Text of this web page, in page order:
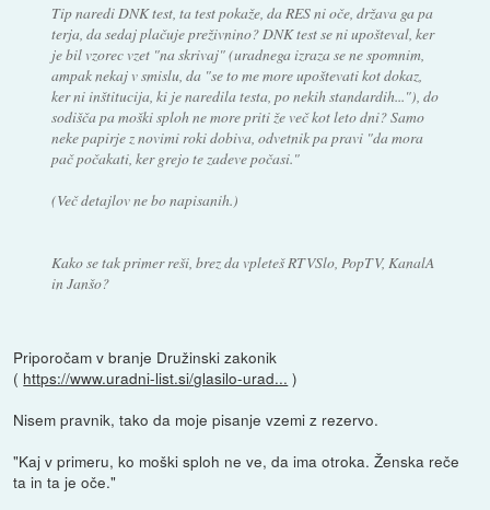
Tip naredi DNK test, ta test pokaže, da RES ni oče, država ga pa
terja, da sedaj plačuje preživnino? DNK test se ni upošteval, ker
je bil vzorec vzet "na skrivaj" (uradnega izraza se ne spomnim,
ampak nekaj v smislu, da "se to me more upoštevati kot dokaz,
ker ni inštitucija, ki je naredila testa, po nekih standardih..."), do
sodišča pa moški sploh ne more priti že več kot leto dni? Samo
neke papirje z novimi roki dobiva, odvetnik pa pravi "da mora
pač počakati, ker grejo te zadeve počasi."
(Več detajlov ne bo napisanih.)
Kako se tak primer reši, brez da vpleteš RTVSlo, PopTV, KanalA
in Janšo?
Priporočam v branje Družinski zakonik
( https://www.uradni-list.si/glasilo-urad... )
Nisem pravnik, tako da moje pisanje vzemi z rezervo.
"Kaj v primeru, ko moški sploh ne ve, da ima otroka. Ženska reče
ta in ta je oče."